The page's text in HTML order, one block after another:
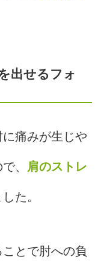
出せるフォ
痛みが生じや
、 肩のストレ
た。
とで肘への負